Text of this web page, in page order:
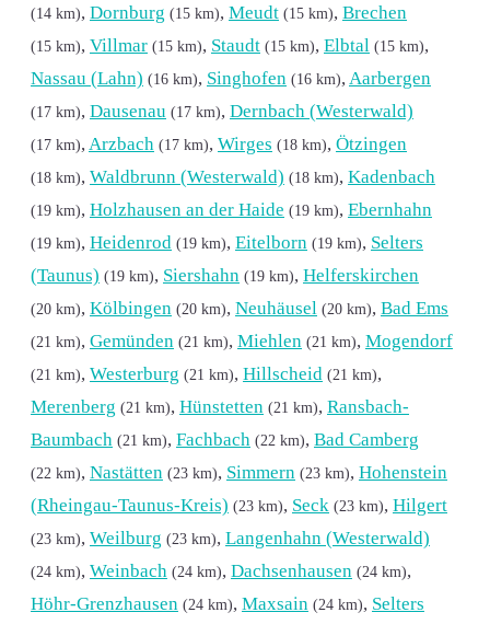
(14 km), Dornburg (15 km), Meudt (15 km), Brechen
(15 km), Villmar (15 km), Staudt (15 km), Elbtal (15 km),
Nassau (Lahn) (16 km), Singhofen (16 km), Aarbergen
(17 km), Dausenau (17 km), Dernbach (Westerwald)
(17 km), Arzbach (17 km), Wirges (18 km), Ötzingen
(18 km), Waldbrunn (Westerwald) (18 km), Kadenbach
(19 km), Holzhausen an der Haide (19 km), Ebernhahn
(19 km), Heidenrod (19 km), Eitelborn (19 km), Selters
(Taunus) (19 km), Siershahn (19 km), Helferskirchen
(20 km), Kölbingen (20 km), Neuhäusel (20 km), Bad Ems
(21 km), Gemünden (21 km), Miehlen (21 km), Mogendorf
(21 km), Westerburg (21 km), Hillscheid (21 km),
Merenberg (21 km), Hünstetten (21 km), Ransbach-
Baumbach (21 km), Fachbach (22 km), Bad Camberg
(22 km), Nastätten (23 km), Simmern (23 km), Hohenstein
(Rheingau-Taunus-Kreis) (23 km), Seck (23 km), Hilgert
(23 km), Weilburg (23 km), Langenhahn (Westerwald)
(24 km), Weinbach (24 km), Dachsenhausen (24 km),
Höhr-Grenzhausen (24 km), Maxsain (24 km), Selters